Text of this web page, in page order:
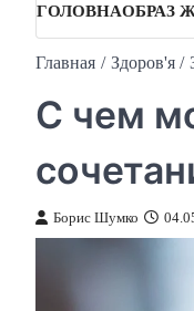
ГОЛОВНАОБРАЗ
Главная Здоров'я
С чем
Борис Шумко